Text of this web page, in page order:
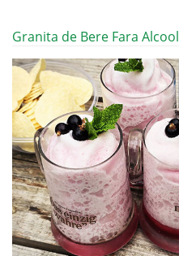
Granita de Bere Fara Alcool